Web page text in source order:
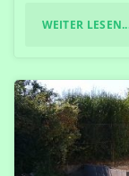
WEITER